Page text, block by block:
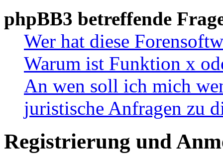
phpBB3 betreffende
Wer hat diese
Warum ist Funktion x
An wen soll ich mich
juristische Anfragen zu
Registrierung und